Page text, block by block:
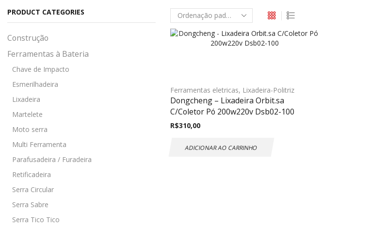
Ferramentas eletricas, Lixadeira-Politriz
Dongcheng – Lixadeira Orbit.sa
C/Coletor Pó 200w220v Dsb02-100
R$310,00
ADICIONAR AO CARRINHO
PRODUCT CATEGORIES
Construção
Ferramentas à Bateria
Chave de Impacto
Esmerilhadeira
Lixadeira
Martelete
Moto serra
Multi Ferramenta
Parafusadeira / Furadeira
Retificadeira
Serra Circular
Serra Sabre
Serra Tico Tico